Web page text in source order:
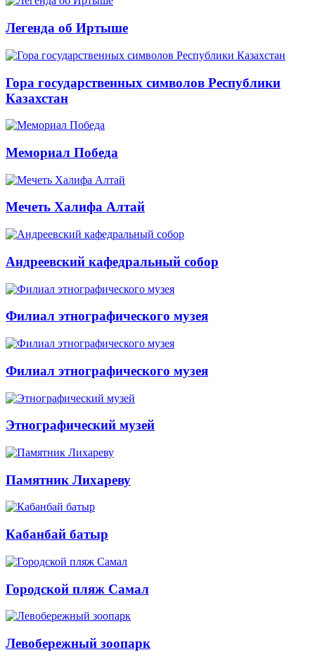
Легенда об Иртыше
Гора государственных символов Республики
Казахстан
Мемориал Победа
Мечеть Халифа Алтай
Андреевский кафедральный собор
Филиал этнографического музея
Филиал этнографического музея
Этнографический музей
Памятник Лихареву
Кабанбай батыр
Городской пляж Самал
Левобережный зоопарк